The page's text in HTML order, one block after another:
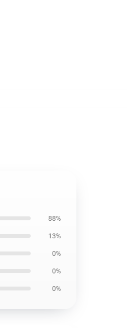
88%
13%
0%
0%
0%